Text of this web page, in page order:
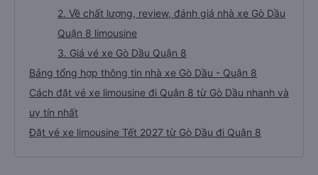
2. Về chất lượng, review, đánh giá nhà xe Gò Dầu
Quận 8 limousine
3. Giá vé xe Gò Dầu Quận 8
Bảng tổng hợp thông tin nhà xe Gò Dầu - Quận 8
Cách đặt vé xe limousine đi Quận 8 từ Gò Dầu nhanh và
uy tín nhất
Đặt vé xe limousine Tết 2027 từ Gò Dầu đi Quận 8